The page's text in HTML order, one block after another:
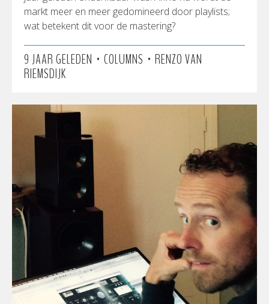
markt meer en meer gedomineerd door playlists;
wat betekent dit voor de mastering?
9 JAAR GELEDEN • COLUMNS • RENZO VAN
RIEMSDIJK